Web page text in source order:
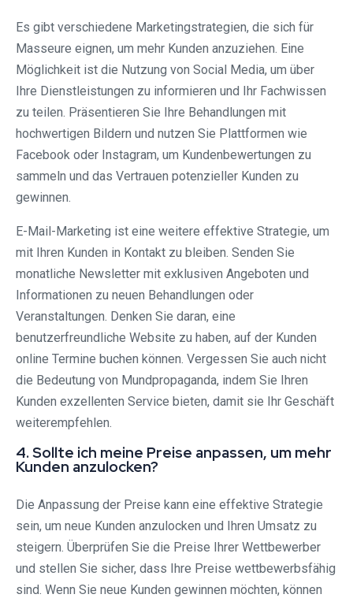
Es gibt verschiedene Marketingstrategien, die sich für
Masseure eignen, um mehr Kunden anzuziehen. Eine
Möglichkeit ist die Nutzung von Social Media, um über
Ihre Dienstleistungen zu informieren und Ihr Fachwissen
zu teilen. Präsentieren Sie Ihre Behandlungen mit
hochwertigen Bildern und nutzen Sie Plattformen wie
Facebook oder Instagram, um Kundenbewertungen zu
sammeln und das Vertrauen potenzieller Kunden zu
gewinnen.
E-Mail-Marketing ist eine weitere effektive Strategie, um
mit Ihren Kunden in Kontakt zu bleiben. Senden Sie
monatliche Newsletter mit exklusiven Angeboten und
Informationen zu neuen Behandlungen oder
Veranstaltungen. Denken Sie daran, eine
benutzerfreundliche Website zu haben, auf der Kunden
online Termine buchen können. Vergessen Sie auch nicht
die Bedeutung von Mundpropaganda, indem Sie Ihren
Kunden exzellenten Service bieten, damit sie Ihr Geschäft
weiterempfehlen.
4. Sollte ich meine Preise anpassen, um mehr
Kunden anzulocken?
Die Anpassung der Preise kann eine effektive Strategie
sein, um neue Kunden anzulocken und Ihren Umsatz zu
steigern. Überprüfen Sie die Preise Ihrer Wettbewerber
und stellen Sie sicher, dass Ihre Preise wettbewerbsfähig
sind. Wenn Sie neue Kunden gewinnen möchten, können